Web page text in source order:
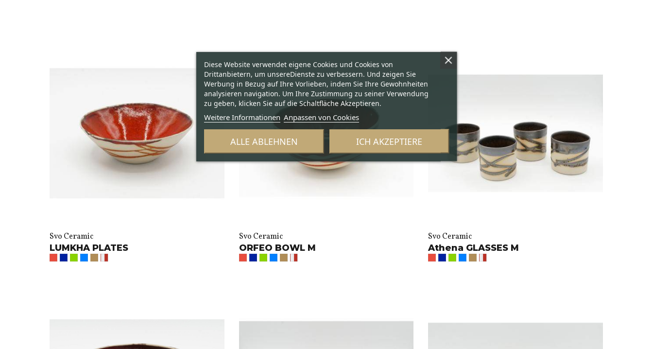
Svo Ceramic
LUMKHA PLATES
Svo Ceramic
ORFEO BOWL M
Svo Ceramic
Athena GLASSES M
Diese Website verwendet eigene Cookies und Cookies von
Drittanbietern, um unsereDienste zu verbessern. Und zeigen Sie
Werbung in Bezug auf Ihre Vorlieben, indem Sie Ihre Gewohnheiten
analysieren navigation. Um Ihre Zustimmung zu seiner Verwendung
zu geben, klicken Sie auf die Schaltfläche Akzeptieren.
Weitere Informationen Anpassen von Cookies
ALLE ABLEHNEN ICH AKZEPTIERE